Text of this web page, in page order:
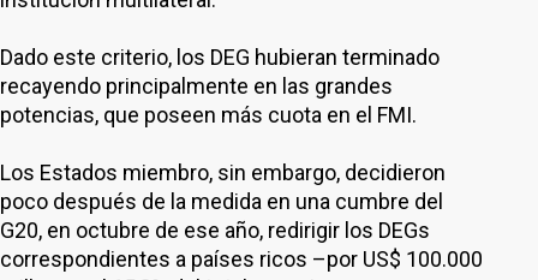
Dado este criterio, los DEG hubieran terminado
recayendo principalmente en las grandes
potencias, que poseen más cuota en el FMI.
Los Estados miembro, sin embargo, decidieron
poco después de la medida en una cumbre del
G20, en octubre de ese año, redirigir los DEGs
correspondientes a países ricos –por US$ 100.000